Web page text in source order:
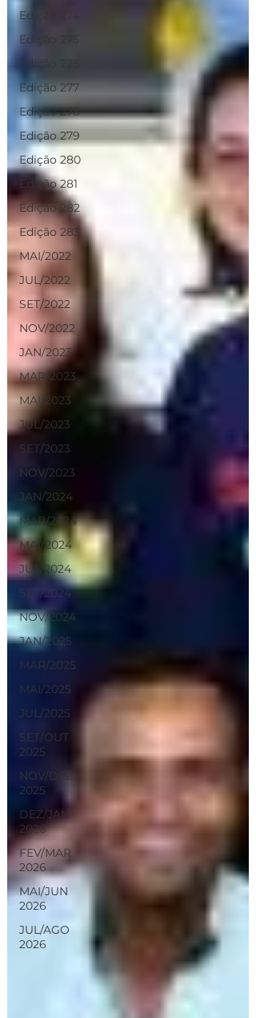
Edição 274
Edição 275
Edição 276
Edição 277
Edição 278
Edição 279
Edição 280
Edição 281
Edição 282
Edição 283
MAI/2022
JUL/2022
SET/2022
NOV/2022
JAN/2023
MAR/2023
MAI/2023
JUL/2023
SET/2023
NOV/2023
JAN/2024
MAR/2024
MAI/2024
JUL/2024
SET/2024
NOV/2024
JAN/2025
MAR/2025
MAI/2025
JUL/2025
SET/OUT
2025
NOV/DEZ
2025
DEZ/JAN
2026
FEV/MAR
2026
MAI/JUN
2026
JUL/AGO
2026